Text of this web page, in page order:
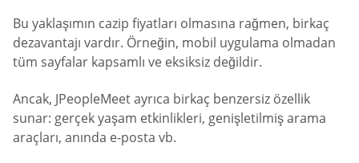
Bu yaklaşımın cazip fiyatları olmasına rağmen, birkaç
dezavantajı vardır. Örneğin, mobil uygulama olmadan
tüm sayfalar kapsamlı ve eksiksiz değildir.
Ancak, JPeopleMeet ayrıca birkaç benzersiz özellik
sunar: gerçek yaşam etkinlikleri, genişletilmiş arama
araçları, anında e-posta vb.